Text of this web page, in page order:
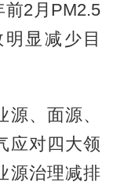
2月PM2.5
显减少目
、面源、
应对四大领
源治理减排